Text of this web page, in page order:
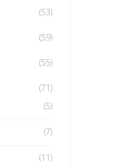
(53)
(59)
(55)
(71)
(5)
(7)
(11)